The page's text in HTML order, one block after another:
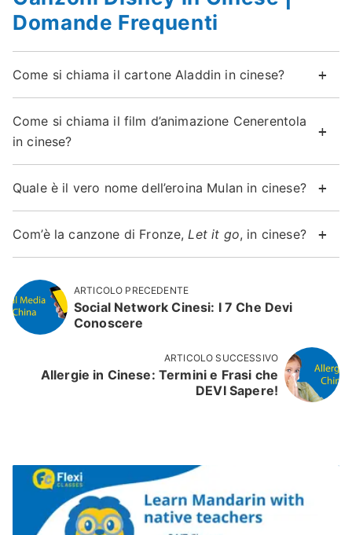
Domande Frequenti
Come si chiama il cartone Aladdin in cinese?
Come si chiama il film d’animazione Cenerentola
in cinese?
Quale è il vero nome dell’eroina Mulan in cinese?
Com’è la canzone di Fronze,Let it go, in cinese?
ARTICOLO PRECEDENTE
Social Network Cinesi: I 7 Che Devi
Conoscere
ARTICOLO SUCCESSIVO
Allergie in Cinese: Termini e Frasi che
DEVI Sapere!